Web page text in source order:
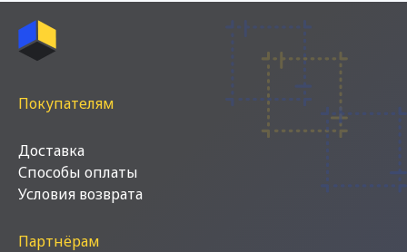
Покупателям
Доставка
Способы оплаты
Условия возврата
Партнёрам